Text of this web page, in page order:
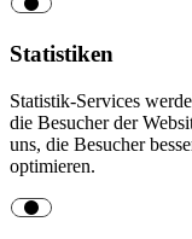
Statistiken
Statistik-Services
die Besucher der
uns, die Besucher
optimieren.